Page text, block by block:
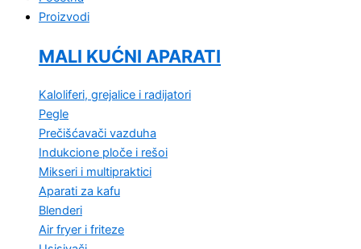
Proizvodi
MALI KUĆNI APARATI
Kaloliferi, grejalice i radijatori
Pegle
Prečišćavači vazduha
Indukcione ploče i rešoi
Mikseri i multipraktici
Aparati za kafu
Blenderi
Air fryer i friteze